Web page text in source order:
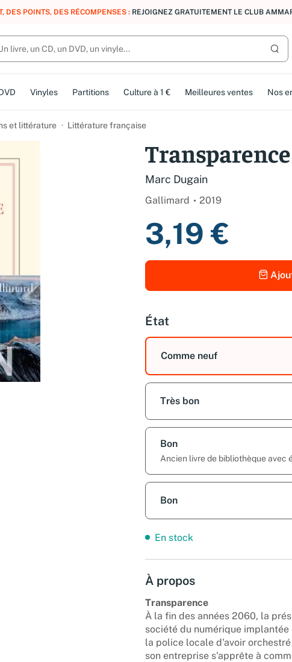
DES POINTS, DES RÉCOMPENSES : REJOIGNEZ GRATUITEMENT LE CLUB
Vinyles Partitions Culture à 1 € Meilleures ventes Nos
et littérature Littérature française
Transparence
Marc Dugain
Gallimard 2019
3,19 €
État
Comme neuf
Très bon
Bon
Ancien livre de bibliothèque avec
Bon
En stock
À propos
Transparence
À la fin des années 2060, la
société du numérique
la police locale d'avoir
son entreprise s'apprête à